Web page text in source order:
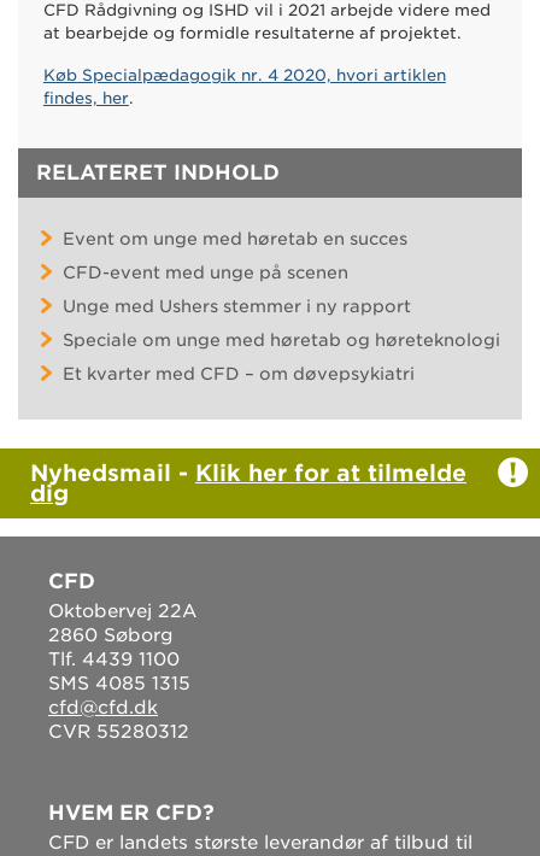
CFD Rådgivning og ISHD vil i 2021 arbejde videre med
at bearbejde og formidle resultaterne af projektet.
Køb Specialpædagogik nr. 4 2020, hvori artiklen
findes, her.
RELATERET INDHOLD
Event om unge med høretab en succes
CFD-event med unge på scenen
Unge med Ushers stemmer i ny rapport
Speciale om unge med høretab og høreteknologi
Et kvarter med CFD – om døvepsykiatri
Nyhedsmail - Klik her for at tilmelde
dig
CFD
Oktobervej 22A
2860 Søborg
Tlf. 4439 1100
SMS 4085 1315
cfd@cfd.dk
CVR 55280312
HVEM ER CFD?
CFD er landets største leverandør af tilbud til